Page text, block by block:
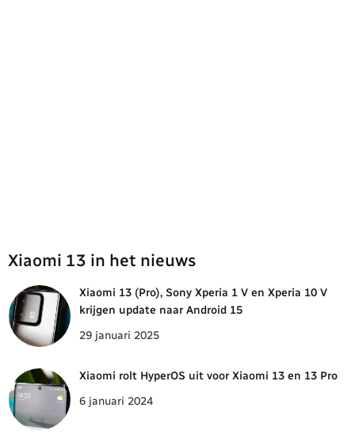
Xiaomi 13 in het nieuws
Xiaomi 13 (Pro), Sony Xperia 1 V en Xperia 10 V
krijgen update naar Android 15
29 januari 2025
Xiaomi rolt HyperOS uit voor Xiaomi 13 en 13 Pro
6 januari 2024